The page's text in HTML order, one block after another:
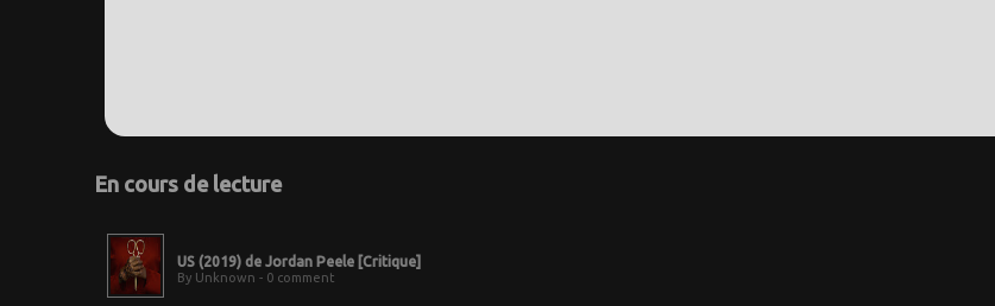
En cours de lecture
US (2019) de Jordan Peele [Critique]
By Unknown - 0 comment